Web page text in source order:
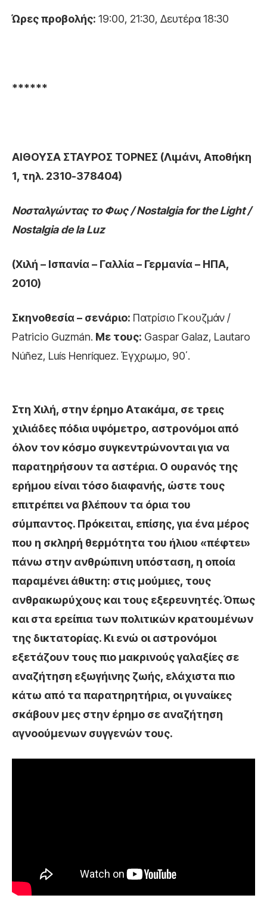
Ώρες προβολής: 19:00, 21:30, Δευτέρα 18:30
******
ΑΙΘΟΥΣΑ ΣΤΑΥΡΟΣ ΤΟΡΝΕΣ (Λιμάνι, Αποθήκη
1, τηλ. 2310-378404)
Νοσταλγώντας το Φως /Nostalgia for the Light/
Nostalgia de la Luz
(Χιλή – Ισπανία – Γαλλία – Γερμανία – ΗΠΑ,
2010)
Σκηνοθεσία – σενάριο: Πατρίσιο Γκουζμάν /
Patricio Guzmán. Με τους: Gaspar Galaz, Lautaro
Núñez, Luís Henríquez. Έγχρωμο, 90΄.
Στη Χιλή, στην έρημο Ατακάμα, σε τρεις
χιλιάδες πόδια υψόμετρο, αστρονόμοι από
όλον τον κόσμο συγκεντρώνονται για να
παρατηρήσουν τα αστέρια. Ο ουρανός της
ερήμου είναι τόσο διαφανής, ώστε τους
επιτρέπει να βλέπουν τα όρια του
σύμπαντος. Πρόκειται, επίσης, για ένα μέρος
που η σκληρή θερμότητα του ήλιου «πέφτει»
πάνω στην ανθρώπινη υπόσταση, η οποία
παραμένει άθικτη: στις μούμιες, τους
ανθρακωρύχους και τους εξερευνητές. Όπως
και στα ερείπια των πολιτικών κρατουμένων
της δικτατορίας. Κι ενώ οι αστρονόμοι
εξετάζουν τους πιο μακρινούς γαλαξίες σε
αναζήτηση εξωγήινης ζωής, ελάχιστα πιο
κάτω από τα παρατηρητήρια, οι γυναίκες
σκάβουν μες στην έρημο σε αναζήτηση
αγνοούμενων συγγενών τους.